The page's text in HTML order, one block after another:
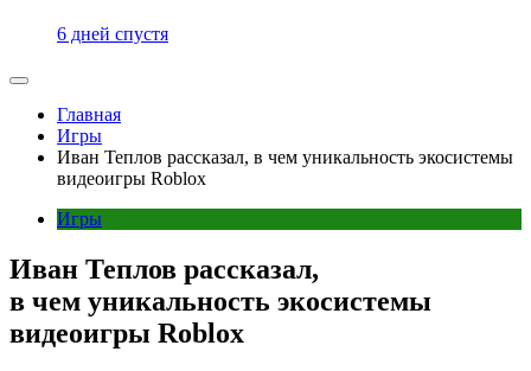
6 дней спустя
Главная
Игры
Иван Теплов рассказал, в чем уникальность экосистемы
видеоигры Roblox
Игры
Иван Теплов рассказал,
в чем уникальность экосистемы
видеоигры Roblox